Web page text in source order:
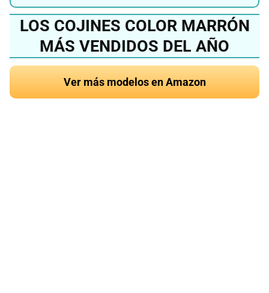
LOS COJINES COLOR MARRÓN
MÁS VENDIDOS DEL AÑO
Ver más modelos en Amazon